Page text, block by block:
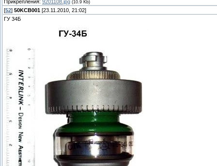
Прикрепления: 9201108.jpg (10.9 Kb)
[52] 50KCB001 [23.11.2010, 21:02]
ГУ 34Б